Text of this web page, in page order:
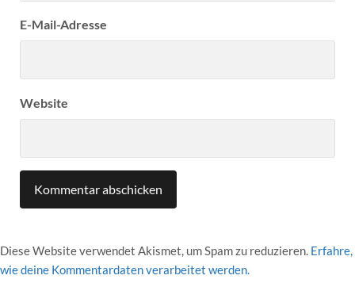
E-Mail-Adresse
Website
Diese Website verwendet Akismet, um Spam zu reduzieren. Erfahre,
wie deine Kommentardaten verarbeitet werden.